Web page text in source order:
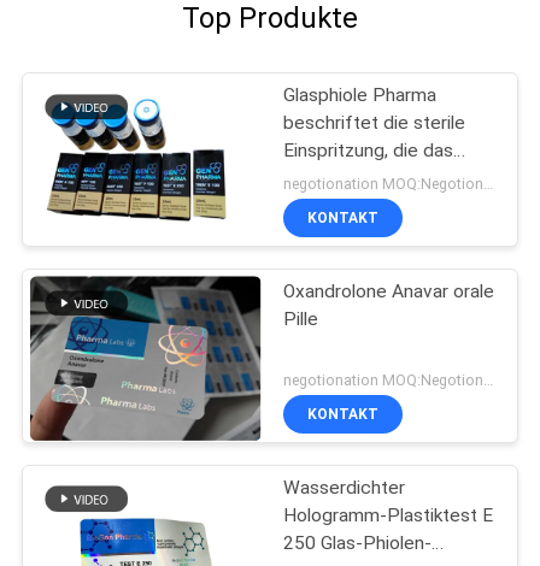
Top Produkte
Glasphiole Pharma
beschriftet die sterile
Einspritzung, die das
pharmazeutische
Verpacken druckt
negotionation MOQ:Negotionation
KONTAKT
Oxandrolone Anavar orale
Pille
KONTAKT
Wasserdichter
Hologramm-Plastiktest E
250 Glas-Phiolen-